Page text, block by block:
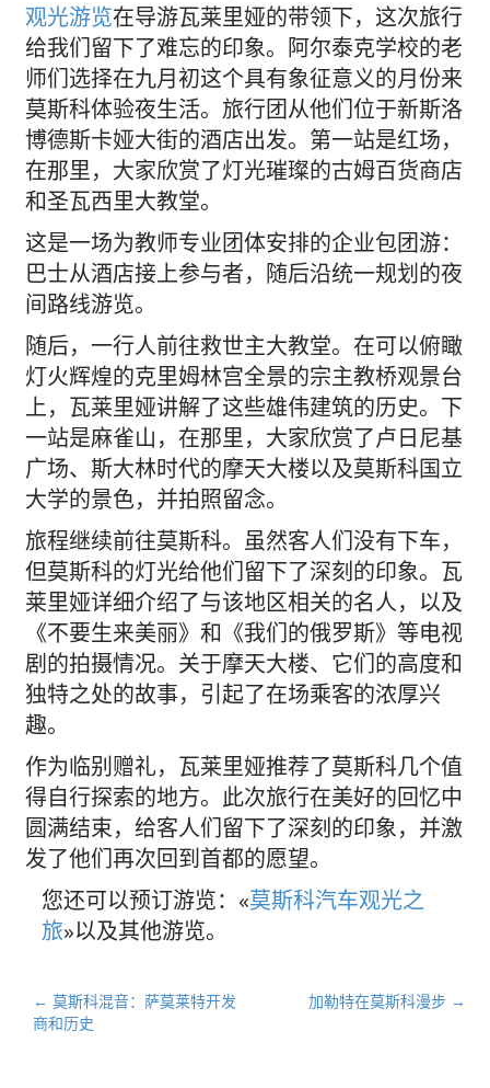
观光游览在导游瓦莱里娅的带领下，这次旅行
给我们留下了难忘的印象。阿尔泰克学校的老
师们选择在九月初这个具有象征意义的月份来
莫斯科体验夜生活。旅行团从他们位于新斯洛
博德斯卡娅大街的酒店出发。第一站是红场，
在那里，大家欣赏了灯光璀璨的古姆百货商店
和圣瓦西里大教堂。
这是一场为教师专业团体安排的企业包团游：
巴士从酒店接上参与者，随后沿统一规划的夜
间路线游览。
随后，一行人前往救世主大教堂。在可以俯瞰
灯火辉煌的克里姆林宫全景的宗主教桥观景台
上，瓦莱里娅讲解了这些雄伟建筑的历史。下
一站是麻雀山，在那里，大家欣赏了卢日尼基
广场、斯大林时代的摩天大楼以及莫斯科国立
大学的景色，并拍照留念。
旅程继续前往莫斯科。虽然客人们没有下车，
但莫斯科的灯光给他们留下了深刻的印象。瓦
莱里娅详细介绍了与该地区相关的名人，以及
《不要生来美丽》和《我们的俄罗斯》等电视
剧的拍摄情况。关于摩天大楼、它们的高度和
独特之处的故事，引起了在场乘客的浓厚兴
趣。
作为临别赠礼，瓦莱里娅推荐了莫斯科几个值
得自行探索的地方。此次旅行在美好的回忆中
圆满结束，给客人们留下了深刻的印象，并激
发了他们再次回到首都的愿望。
您还可以预订游览：«莫斯科汽车观光之
旅»以及其他游览。
文
章
← 莫斯科混音：萨莫莱特开发
商和历史
加勒特在莫斯科漫步 →